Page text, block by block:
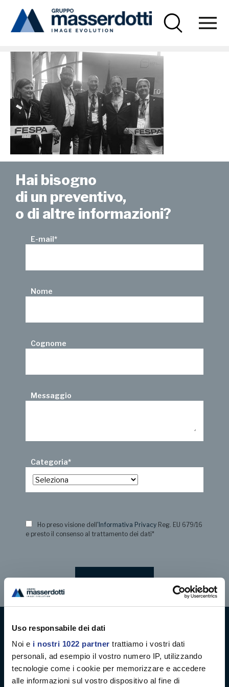
Uso responsabile dei dati
Noi e i nostri 1022 partner trattiamo i vostri dati
personali, ad esempio il vostro numero IP, utilizzando
tecnologie come i cookie per memorizzare e accedere
alle informazioni sul vostro dispositivo al fine di
Hai bisogno
di un preventivo,
o di altre informazioni?
E-mail*
Nome
Cognome
Messaggio
Categoria*
Ho preso visione dell 'Informativa Privacy Reg. EU 679/16
e presto il consenso al trattamento dei dati*
Digital decoration
Digital signage